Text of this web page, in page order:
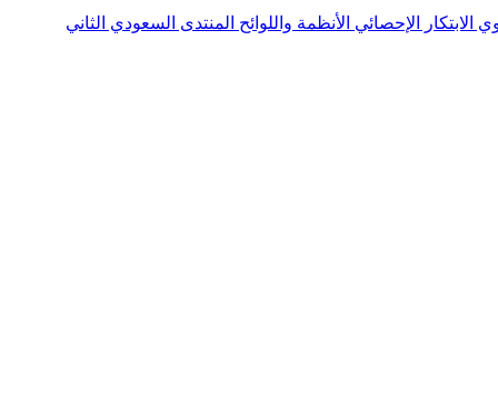
الابتكار الإحصائي الأنظمة واللوائح المنتدى السعودي الثاني